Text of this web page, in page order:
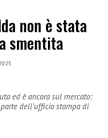
non è stata
smentita
ed è ancora sul mercato:
dell’ufficio stampa di